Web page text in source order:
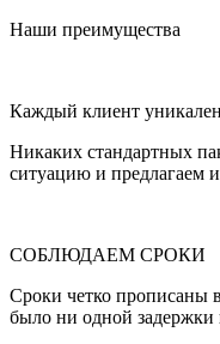
Наши преимущества
Каждый клиент уникален
Никаких стандартных
ситуацию и предлагаем
СОБЛЮДАЕМ СРОКИ
Сроки четко прописаны
было ни одной